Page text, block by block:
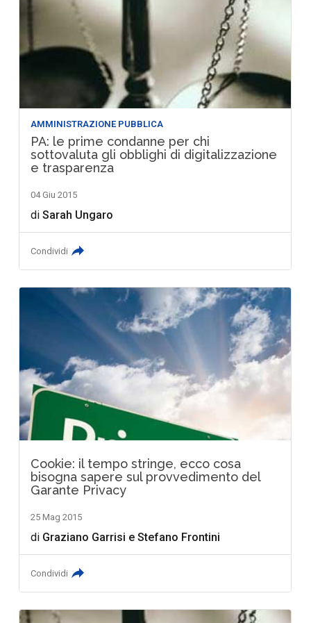
AMMINISTRAZIONE PUBBLICA
PA: le prime condanne per chi
sottovaluta gli obblighi di digitalizzazione
e trasparenza
04 Giu 2015
diSarah Ungaro
Condividi
Cookie: il tempo stringe, ecco cosa
bisogna sapere sul provvedimento del
Garante Privacy
25 Mag 2015
di Graziano Garrisi eStefano Frontini
Condividi